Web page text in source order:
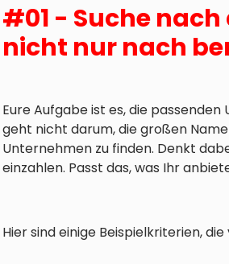
#01 - Suche
nicht nur nach
Eure Aufgabe ist es, die
geht nicht darum, die großen
Unternehmen zu finden. Denkt
einzahlen. Passt das, was Ihr
Hier sind einige Beispielkriterien,